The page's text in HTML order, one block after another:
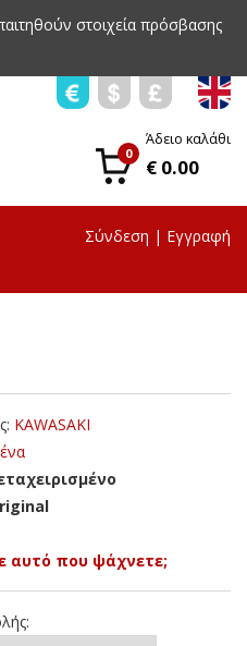
στοιχεία πρόσβασης
0
Άδειο καλάθι
€ 0.00
Σύνδεση | Εγγραφή
KAWASAKI
αυτό που ψάχνετε;